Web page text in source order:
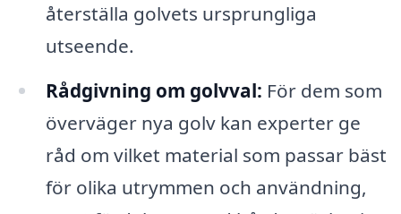
återställa golvets ursprungliga
utseende.
Rådgivning om golvval: För dem som
överväger nya golv kan experter ge
råd om vilket material som passar bäst
för olika utrymmen och användning,